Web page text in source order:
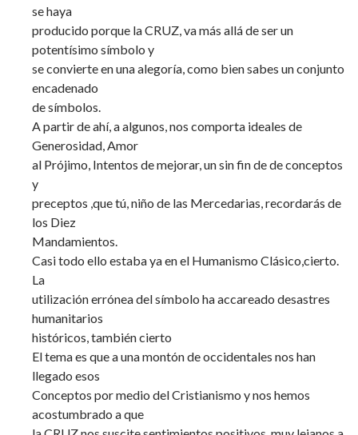
se haya
producido porque la CRUZ, va más allá de ser un
potentísimo símbolo y
se convierte en una alegoría, como bien sabes un conjunto
encadenado
de símbolos.
A partir de ahí, a algunos, nos comporta ideales de
Generosidad, Amor
al Prójimo, Intentos de mejorar, un sin fin de de conceptos
y
preceptos ,que tú, niño de las Mercedarias, recordarás de
los Diez
Mandamientos.
Casi todo ello estaba ya en el Humanismo Clásico,cierto.
La
utilización errónea del símbolo ha accareado desastres
humanitarios
históricos, también cierto
El tema es que a una montón de occidentales nos han
llegado esos
Conceptos por medio del Cristianismo y nos hemos
acostumbrado a que